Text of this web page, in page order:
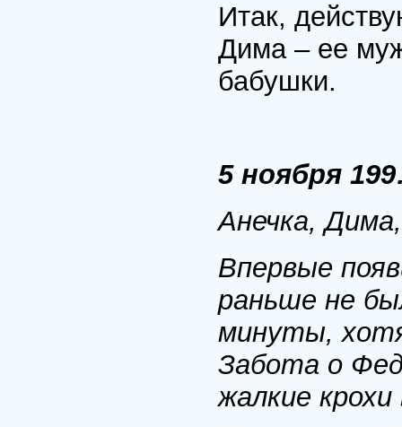
Итак,
Дима – ее
бабушки.
5 ноября
Анечка,
Впервые
раньше не
минуты,
Забота о
жалкие